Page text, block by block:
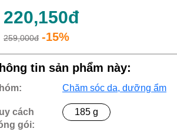
220,150đ
259,000đ -15%
tin sản phẩm này:
Chăm sóc da, dưỡng ẩm
cách
gói:
185 g